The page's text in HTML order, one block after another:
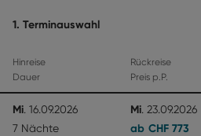
1. Terminauswahl
Hinreise
Rückreise
Dauer
Preis p.P.
Mi. 16.09.2026 Mi. 23.09.2026
7 Nächte
ab CHF 773